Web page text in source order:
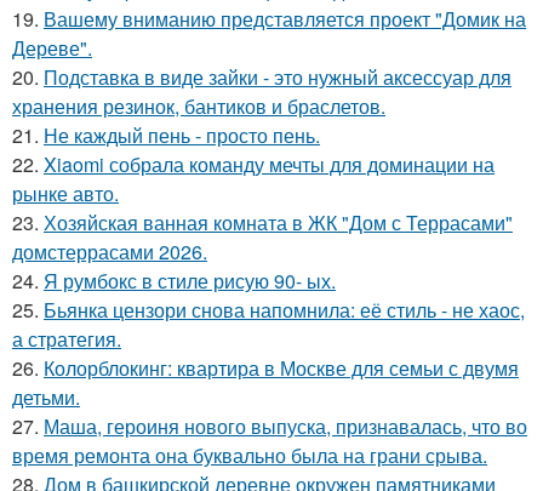
19. Вашему вниманию представляется проект "Домик на
Дереве".
20. Подставка в виде зайки - это нужный аксессуар для
хранения резинок, бантиков и браслетов.
21. Не каждый пень - просто пень.
22. Xiaomi собрала команду мечты для доминации на
рынке авто.
23. Хозяйская ванная комната в ЖК "Дом с Террасами"
домстеррасами 2026.
24. Я румбокс в стиле рисую 90- ых.
25. Бьянка цензори снова напомнила: её стиль - не хаос,
а стратегия.
26. Колорблокинг: квартира в Москве для семьи с двумя
детьми.
27. Маша, героиня нового выпуска, признавалась, что во
время ремонта она буквально была на грани срыва.
28. Дом в башкирской деревне окружен памятниками